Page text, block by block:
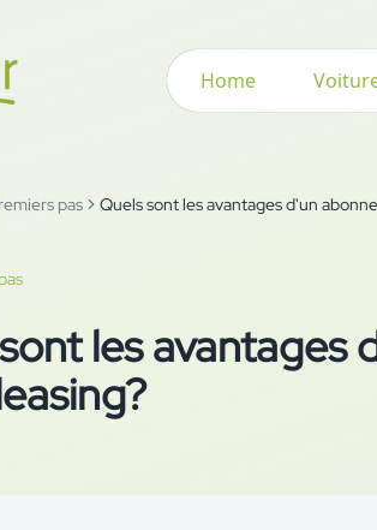
Home
pas Quels sont les avantages d'un
les